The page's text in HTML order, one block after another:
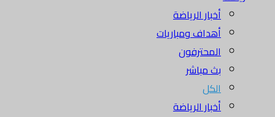
أخبار الرياضة
أهداف ومباريات
المحترفون
بث مباشر
الكل
أخبار الرياضة